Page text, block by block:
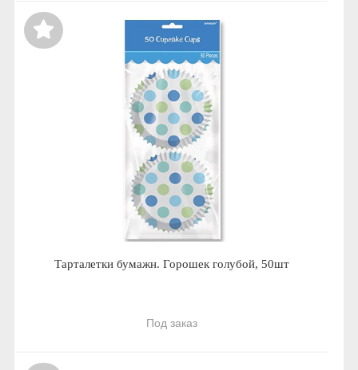
Тарталетки бумажн. Горошек голубой, 50шт
Под заказ